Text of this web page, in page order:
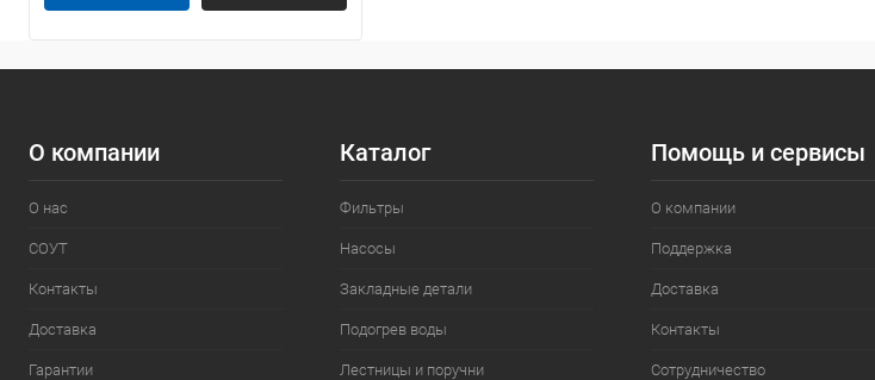
О компании
О нас
СОУТ
Контакты
Доставка
Гарантии
Каталог
Фильтры
Насосы
Закладные детали
Подогрев воды
Лестницы и поручни
Помощь и сервисы
О компании
Поддержка
Доставка
Контакты
Сотрудничество